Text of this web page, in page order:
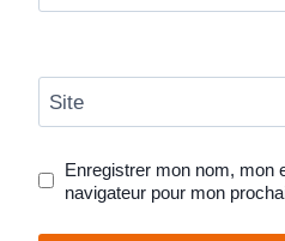
Site
Enregistrer mon nom, mon
navigateur pour mon